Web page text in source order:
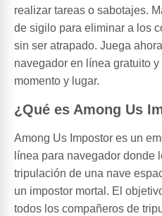
realizar tareas o sabotajes.
de sigilo para eliminar a los
sin ser atrapado. Juega
navegador en línea gratuito
momento y lugar.
¿Qué es Among Us
Among Us Impostor es un
línea para navegador donde
tripulación de una nave
un impostor mortal. El
todos los compañeros de